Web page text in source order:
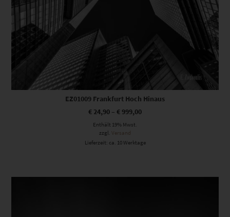
EZ01009 Frankfurt Hoch Hinaus
€ 24,90 – € 999,00
Enthält 19% Mwst.
zzgl.
Versand
Lieferzeit: ca. 10 Werktage
Dieses Produkt weist mehrere Varianten auf. Die Optionen können auf der Produktseite gewählt werden